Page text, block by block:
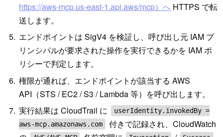
https://aws-mcp.us-east-1.api.aws/mcp）へ HTTPS で転
送します。
エンドポイントは SigV4 を検証し、呼び出し元 IAM プ
リンシパルが要求された操作を実行できるかを IAM ポ
リシーで判定します。
権限が通れば、エンドポイントが該当する AWS
API（STS / EC2 / S3 / Lambda 等）を呼び出します。
実行結果は CloudTrail に
userIdentity.invokedBy =
aws-mcp.amazonaws.com
付きで記録され、CloudWatch